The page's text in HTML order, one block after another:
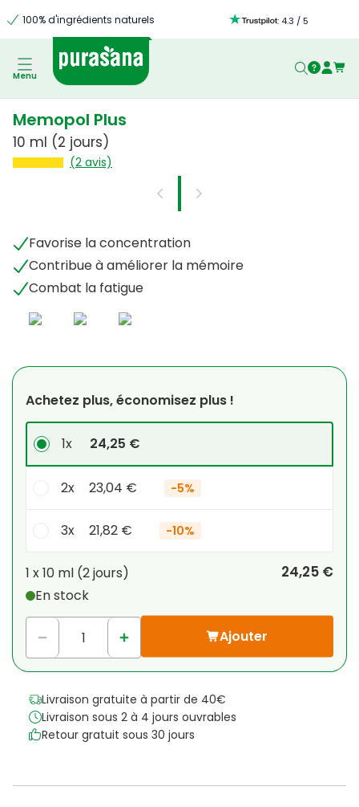
100% d'ingrédients naturels : 4.3 /5
Menu
Memopol Plus
10 ml (2 jours)
(2 avis)
Favorise la concentration
Contribue à améliorer la mémoire
Combat la fatigue
Achetez plus, économisez plus !
1x 24,25 €
2x 23,04 € -5%
3x 21,82 € -10%
Votre remise personnelle
1x 0,00 €
1 x10 ml (2jours)
En stock
24,25 €
Ajouter
Livraison gratuite à partir de 40€
Livraison sous 2 à 4 jours ouvrables
Retour gratuit sous 30 jours